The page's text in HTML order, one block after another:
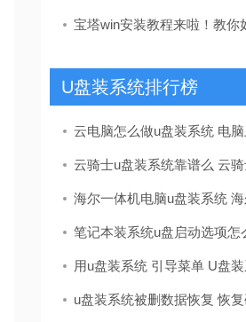
宝塔win安装教程来啦！教你如何轻
U盘装系统排行榜
云电脑怎么做u盘装系统 电脑上用 U 盘装系统的详
云骑士u盘装系统靠谱么 云骑士u盘装系统靠谱吗？揭秘
海尔一体机电脑u盘装系统 海尔一体机电脑U盘安装系统全攻略
笔记本装系统u盘启动选项怎么找，电脑u盘
用u盘装系统 引导菜单 U盘装系统引导菜单怎么设置？识
u盘装系统被删数据恢复 恢复硬盘数据的有效方法及常见